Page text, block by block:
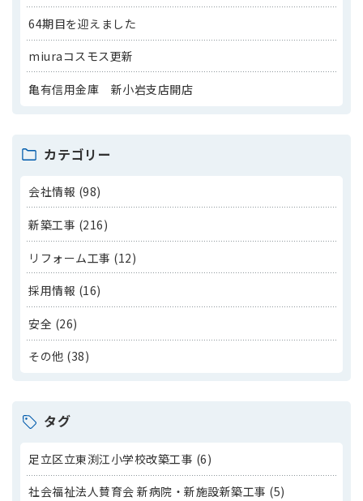
64期目を迎えました
miuraコスモス更新
亀有信用金庫 新小岩支店開店
カテゴリー
会社情報 (98)
新築工事 (216)
リフォーム工事 (12)
採用情報 (16)
安全 (26)
その他 (38)
タグ
足立区立東渕江小学校改築工事 (6)
社会福祉法人賛育会 新病院・新施設新築工事 (5)